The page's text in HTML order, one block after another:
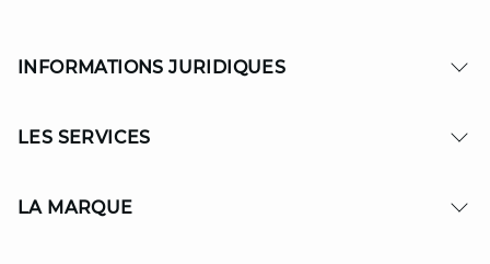
INFORMATIONS JURIDIQUES
LES SERVICES
LA MARQUE